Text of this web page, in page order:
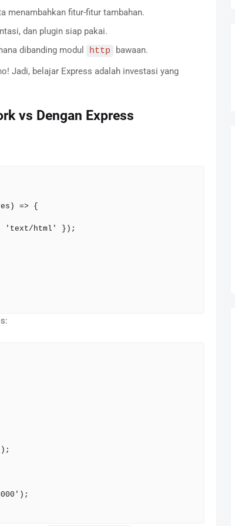
menambahkan fitur-fitur tambahan.
dan plugin siap pakai.
dibanding modul http
bawaan.
Jadi, belajar Express adalah investasi yang
vs Dengan Express
=> {